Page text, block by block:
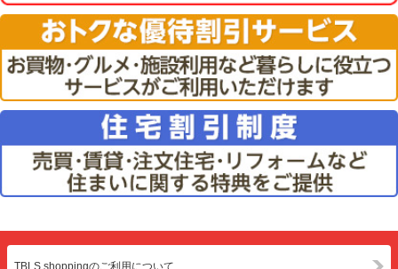
TBLS shoppingのご利用について